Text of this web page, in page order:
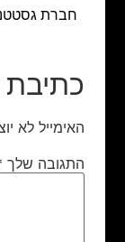
חברת
כתיבת
האימייל לא
התגובה שלך